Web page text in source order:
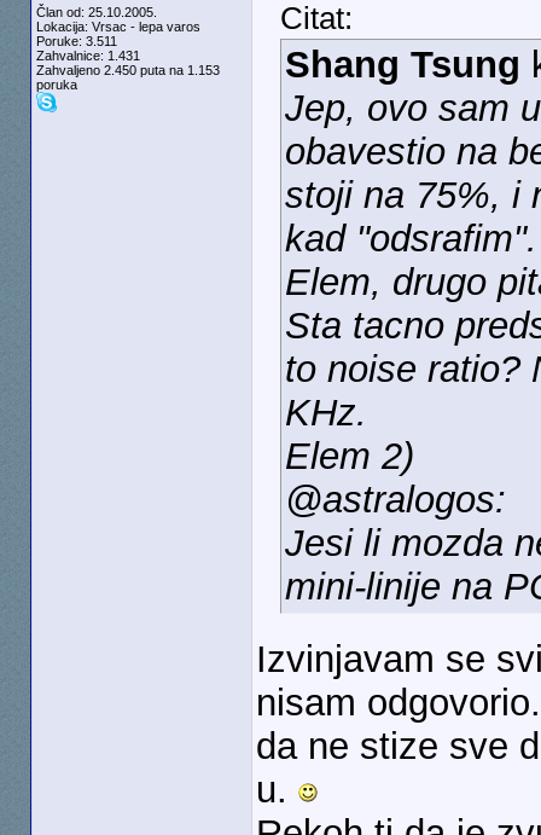
Član od: 25.10.2005.
Lokacija: Vrsac - lepa varos
Poruke: 3.511
Zahvalnice: 1.431
Zahvaljeno 2.450 puta na 1.153
poruka
Citat:
Shang Tsung
Jep, ovo sam
obavestio na
stoji na 75%, i
kad "odsrafim".
Elem, drugo
Sta tacno
to noise ratio?
KHz.
Elem 2)
@astralogos:
Jesi li mozda
mini-linije na
Izvinjavam se
nisam
da ne stize sve
u.